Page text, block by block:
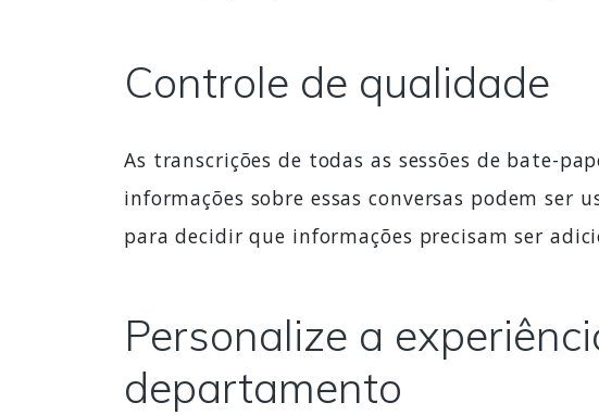
Controle de qualidade
As transcrições de todas as sessões de bate-
informações sobre essas conversas podem
para decidir que informações precisam ser
Personalize a
departamento